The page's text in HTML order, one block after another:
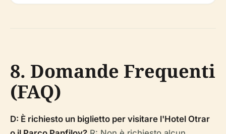
8. Domande Frequenti
(FAQ)
D: È richiesto un biglietto per visitare l'Hotel Otrar